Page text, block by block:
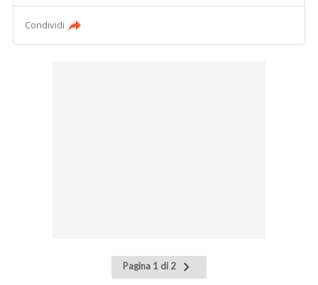
Condividi
Pagina 1 di 2
Pagina
successiva